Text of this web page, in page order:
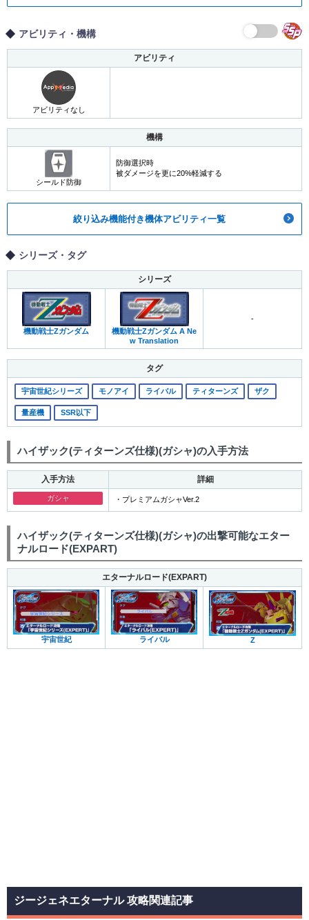
アビリティ・機構
アビリティ
アビリティなし
機構
シールド防御
防御選択時
被ダメージを更に20%軽減する
絞り込み機能付き機体アビリティ一覧
シリーズ・タグ
シリーズ
機動戦士Zガンダム
機動戦士Zガンダム A Ne
w Translation
-
タグ
宇宙世紀シリーズ モノアイ ライバル ティターンズ ザク
量産機 SSR以下
ハイザック(ティターンズ仕様)(ガシャ)の入手方法
入手方法 詳細
ガシャ ・プレミアムガシャVer.2
ハイザック(ティターンズ仕様)(ガシャ)の出撃可能なエター
ナルロード(EXPART)
エターナルロード(EXPART)
宇宙世紀 ライバル Z
ジージェネエターナル 攻略関連記事